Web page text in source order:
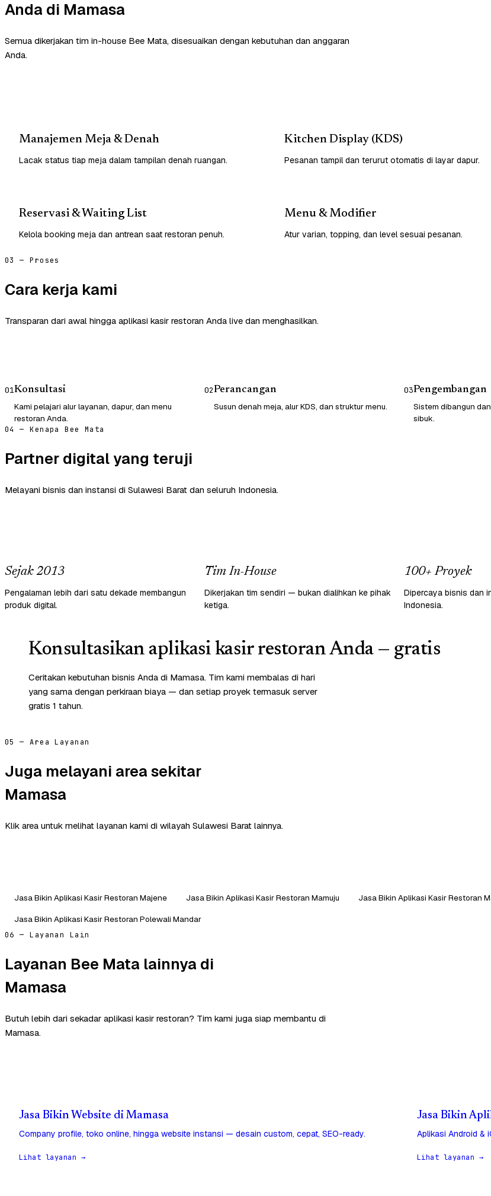
Anda di Mamasa
Semua dikerjakan tim in-house Bee Mata, disesuaikan dengan kebutuhan dan anggaran
Anda.
Manajemen Meja & Denah
Lacak status tiap meja dalam tampilan denah ruangan.
Kitchen Display (KDS)
Pesanan tampil dan terurut otomatis di layar dapur.
Reservasi & Waiting List
Kelola booking meja dan antrean saat restoran penuh.
Menu & Modifier
Atur varian, topping, dan level sesuai pesanan.
03 — Proses
Cara kerja kami
Transparan dari awal hingga aplikasi kasir restoran Anda live dan menghasilkan.
01Konsultasi
Kami pelajari alur layanan, dapur, dan menu
restoran Anda.
02Perancangan
Susun denah meja, alur KDS, dan struktur menu.
03Pengembangan
Sistem dibangun
sibuk.
04 — Kenapa Bee Mata
Partner digital yang teruji
Melayani bisnis dan instansi di Sulawesi Barat dan seluruh Indonesia.
Sejak 2013
Pengalaman lebih dari satu dekade membangun
produk digital.
Tim In-House
Dikerjakan tim sendiri — bukan dialihkan ke pihak
ketiga.
100+ Proyek
Dipercaya bisnis dan
Indonesia.
Konsultasikan aplikasi kasir restoran Anda — gratis
Ceritakan kebutuhan bisnis Anda di Mamasa. Tim kami membalas di hari
yang sama dengan perkiraan biaya — dan setiap proyek termasuk server
gratis 1 tahun.
05 — Area Layanan
Juga melayani area sekitar
Mamasa
Klik area untuk melihat layanan kami di wilayah Sulawesi Barat lainnya.
Jasa Bikin Aplikasi Kasir Restoran Majene Jasa Bikin Aplikasi Kasir Restoran Mamuju Jasa Bikin Aplikasi Kasir Restoran
Jasa Bikin Aplikasi Kasir Restoran Polewali Mandar
06 — Layanan Lain
Layanan Bee Mata lainnya di
Mamasa
Butuh lebih dari sekadar aplikasi kasir restoran? Tim kami juga siap membantu di
Mamasa.
Jasa Bikin Website di Mamasa
Company profile, toko online, hingga website instansi — desain custom, cepat, SEO-ready.
Lihat layanan →
Jasa Bikin
Aplikasi Android &
Lihat layanan →